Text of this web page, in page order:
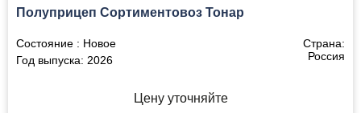
Полуприцеп Сортиментовоз Тонар
Состояние : Новое
Страна:
Россия
Год выпуска: 2026
Цену уточняйте